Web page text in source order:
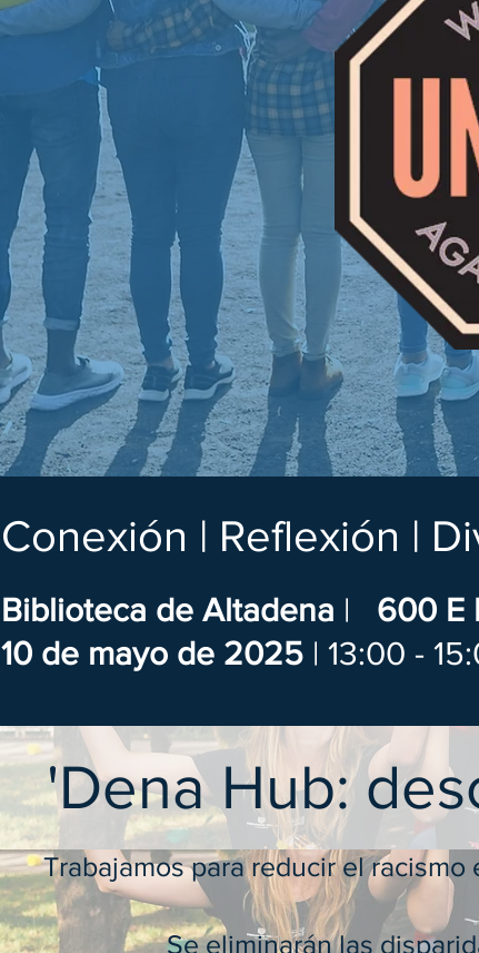
Conexión | Reflexión |
Biblioteca de Altadena |
600 E
10 de mayo de 2025 | 13:00 -
Trabajamos para reducir el
Se eliminarán las
'Dena Hub: